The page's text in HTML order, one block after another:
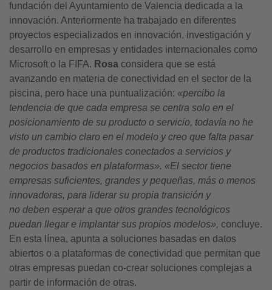
fundación del Ayuntamiento de Valencia dedicada a la
innovación. Anteriormente ha trabajado en diferentes
proyectos especializados en innovación, investigación y
desarrollo en empresas y entidades internacionales como
Microsoft o la FIFA. Rosa considera que se está
avanzando en materia de conectividad en el sector de la
piscina, pero hace una puntualización: «percibo la
tendencia de que cada empresa se centra solo en el
posicionamiento de su producto o servicio, todavía no he
visto un cambio claro en el modelo y creo que falta pasar
de productos tradicionales conectados a servicios y
negocios basados en plataformas». «El sector tiene
empresas suficientes, grandes y pequeñas, más o menos
innovadoras, para liderar su propia transición y
no deben esperar a que otros grandes tecnológicos
puedan llegar e implantar sus propios modelos», concluye.
En esta línea, apunta a soluciones basadas en datos
abiertos o a plataformas de conectividad que permitan que
otras empresas puedan co-crear soluciones complejas a
partir de información de otras.